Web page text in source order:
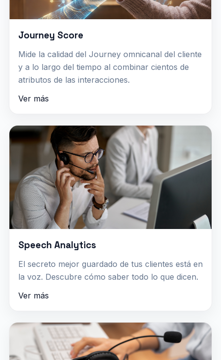
Journey Score
Mide la calidad del Journey omnicanal del cliente
y a lo largo del tiempo al combinar cientos de
atributos de las interacciones.
Ver más
Speech Analytics
El secreto mejor guardado de tus clientes está en
la voz. Descubre cómo saber todo lo que dicen.
Ver más